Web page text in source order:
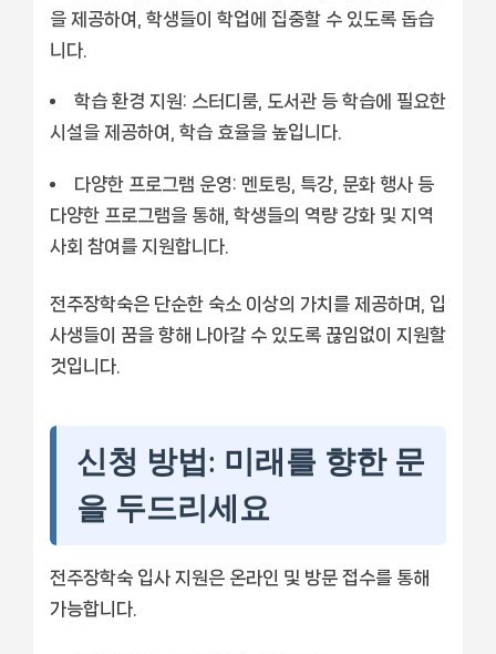
을 제공하여, 학생들이 학업에 집중할 수 있도록 돕습
니다.
학습 환경 지원: 스터디룸, 도서관 등 학습에 필요한
시설을 제공하여, 학습 효율을 높입니다.
다양한 프로그램 운영: 멘토링, 특강, 문화 행사 등
다양한 프로그램을 통해, 학생들의 역량 강화 및 지역
사회 참여를 지원합니다.
전주장학숙은 단순한 숙소 이상의 가치를 제공하며, 입
사생들이 꿈을 향해 나아갈 수 있도록 끊임없이 지원할
것입니다.
신청 방법: 미래를 향한 문
을 두드리세요
전주장학숙 입사 지원은 온라인 및 방문 접수를 통해
가능합니다.